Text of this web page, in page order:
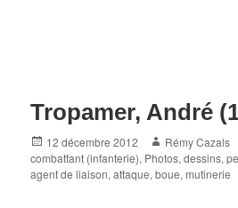
Tropamer, André
Posted
on
12 décembre 2012 Author
Rémy Cazals
combattant (infanterie), Photos, dessins,
agent de liaison,attaque,boue,mutinerie